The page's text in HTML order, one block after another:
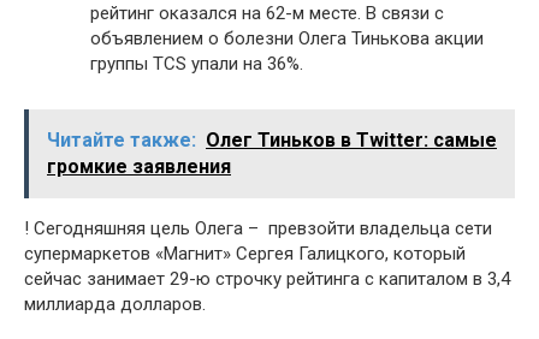
рейтинг оказался на 62-м месте. В связи с
объявлением о болезни Олега Тинькова акции
группы TCS упали на 36%.
Читайте также: Олег Тиньков в Twitter: самые
громкие заявления
! Сегодняшняя цель Олега – превзойти владельца сети
супермаркетов «Магнит» Сергея Галицкого, который
сейчас занимает 29-ю строчку рейтинга с капиталом в 3,4
миллиарда долларов.